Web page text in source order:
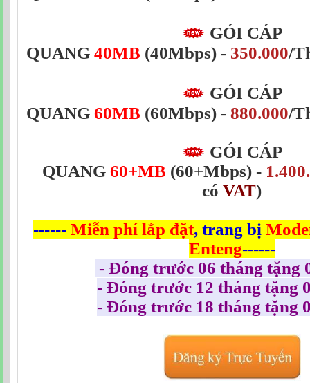
GÓI CÁP
QUANG 40MB (40Mbps) - 350.000/
GÓI CÁP
QUANG 60MB (60Mbps) - 880.000/
GÓI CÁP
QUANG 60+MB (60+Mbps) -
có VAT)
------ Miễn phílắp đặt, trang bị
Enteng------
- Đóng trước 06 tháng tặng
- Đóng trước 12 tháng tặng
- Đóng trước 18 tháng tặng